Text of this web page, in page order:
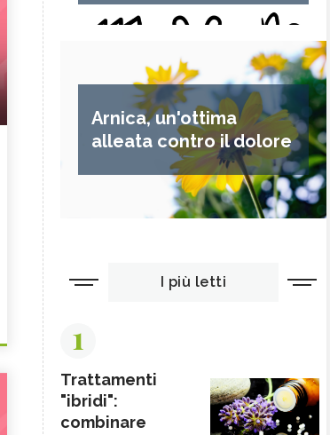
Arnica, un'ottima
alleata contro il dolore
I più letti
1
Trattamenti
"ibridi":
combinare